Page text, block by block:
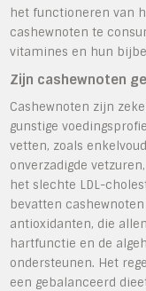
het functioneren van
cashewnoten te
vitamines en hun
Zijn cashewnoten
Cashewnoten zijn
gunstige
vetten, zoals
onverzadigde
het slechte LDL-
bevatten
antioxidanten, die
hartfunctie en de
ondersteunen. Het
een gebalanceerd